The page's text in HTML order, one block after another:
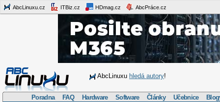
AbcLinuxu.cz ITBiz.cz HDmag.cz AbcPráce.cz
AbcLinuxu hledá autory!
Poradna FAQ Hardware Software Články Učebnice